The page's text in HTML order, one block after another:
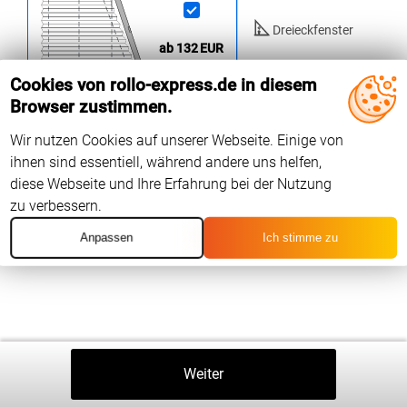
ab 132EUR
Dreieckfenster
Trapez / Sonstige
Fenster
Weiter
Cookies von rollo-express.de in diesem
Browser zustimmen.
Wir nutzen Cookies auf unserer Webseite. Einige von
ihnen sind essentiell, während andere uns helfen,
diese Webseite und Ihre Erfahrung bei der Nutzung
zu verbessern.
Anpassen Ich stimme zu